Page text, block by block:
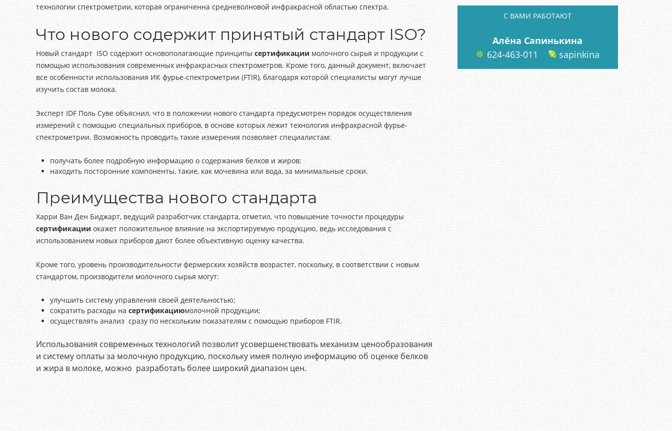
технологии спектрометрии, которая ограниченна средневолновой инфракрасной областью спектра.
Что нового содержит принятый стандарт ISO?
Новый стандарт ISO содержит основополагающие принципы сертификации молочного сырья и продукции с
помощью использования современных инфракрасных спектрометров. Кроме того, данный документ, включает
все особенности использования ИК фурье-спектрометрии (FTIR), благодаря которой специалисты могут лучше
изучить состав молока.
Эксперт IDF Поль Суве объяснил, что в положении нового стандарта предусмотрен порядок осуществления
измерений с помощью специальных приборов, в основе которых лежит технология инфракрасной фурье-
спектрометрии. Возможность проводить такие измерения позволяет специалистам:
получать более подробную информацию о содержания белков и жиров;
находить посторонние компоненты, такие, как мочевина или вода, за минимальные сроки.
Преимущества нового стандарта
Харри Ван Ден Биджарт, ведущий разработчик стандарта, отметил, что повышение точности процедуры
сертификации окажет положительное влияние на экспортируемую продукцию, ведь исследования с
использованием новых приборов дают более объективную оценку качества.
Кроме того, уровень производительности фермерских хозяйств возрастет, поскольку, в соответствии с новым
стандартом, производители молочного сырья могут:
улучшить систему управления своей деятельностью;
сократить расходы на сертификациюмолочной продукции;
осуществлять анализ сразу по нескольким показателям с помощью приборов FTIR.
Использования современных технологий позволит усовершенствовать механизм ценообразования
и систему оплаты за молочную продукцию, поскольку имея полную информацию об оценке белков
и жира в молоке, можно разработать более широкий диапазон цен.
C ВАМИ РАБОТАЮТ
Алёна Сапинькина
624-463-011
sapinkina